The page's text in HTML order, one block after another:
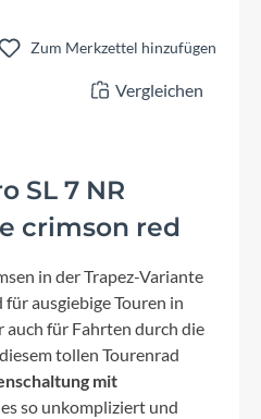
Zum Merkzettel hinzufügen
Vergleichen
SL 7 NR
crimson red
in der Trapez-Variante
ausgiebige Touren in
auch für Fahrten durch die
tollen Tourenrad
mit
so unkompliziert und